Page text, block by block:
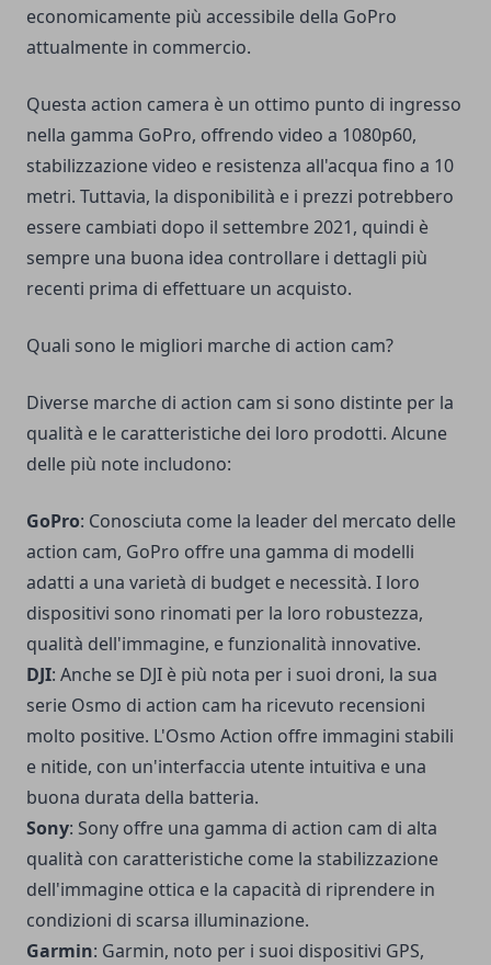
economicamente più accessibile della GoPro
attualmente in commercio.
Questa action camera è un ottimo punto di ingresso
nella gamma GoPro, offrendo video a 1080p60,
stabilizzazione video e resistenza all'acqua fino a 10
metri. Tuttavia, la disponibilità e i prezzi potrebbero
essere cambiati dopo il settembre 2021, quindi è
sempre una buona idea controllare i dettagli più
recenti prima di effettuare un acquisto.
Quali sono le migliori marche di action cam?
Diverse marche di action cam si sono distinte per la
qualità e le caratteristiche dei loro prodotti. Alcune
delle più note includono:
GoPro: Conosciuta come la leader del mercato delle
action cam, GoPro offre una gamma di modelli
adatti a una varietà di budget e necessità. I loro
dispositivi sono rinomati per la loro robustezza,
qualità dell'immagine, e funzionalità innovative.
DJI: Anche se DJI è più nota per i suoi droni, la sua
serie Osmo di action cam ha ricevuto recensioni
molto positive. L'Osmo Action offre immagini stabili
e nitide, con un'interfaccia utente intuitiva e una
buona durata della batteria.
Sony: Sony offre una gamma di action cam di alta
qualità con caratteristiche come la stabilizzazione
dell'immagine ottica e la capacità di riprendere in
condizioni di scarsa illuminazione.
Garmin: Garmin, noto per i suoi dispositivi GPS,